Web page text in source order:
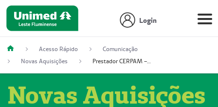
Login
Acesso Rápido
Comunicação
Novas Aquisições
Prestador CERPAM – Centro de Reabilitação S/S Ltda-ME (52004274-8)
Novas Aquisições